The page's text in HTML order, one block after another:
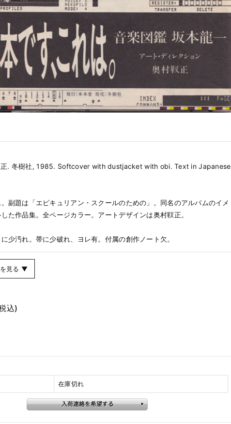
正. 冬樹社, 1985. Softcover with dustjacket with obi. Text in
副題は「エピキュリアン・スクールのための」。同名のアルバムのイメ
た作品集。全ページカラー。アートデザインは奥村靫正。
少汚れ。帯に少破れ、ヨレ有。付属の創作ノート欠。
見る ▼
込)
在庫切れ